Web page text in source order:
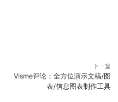
下一篇
Visme评论：全方位演示文稿/图
表/信息图表制作工具